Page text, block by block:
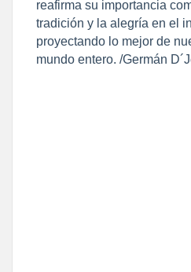
reafirma su importancia
tradición y la alegría en el
proyectando lo mejor de
mundo entero. /Germán